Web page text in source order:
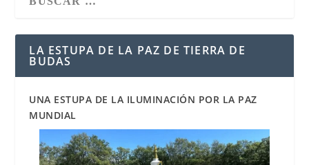
LA ESTUPA DE LA PAZ DE TIERRA DE
BUDAS
UNA ESTUPA DE LA ILUMINACIÓN POR LA PAZ
MUNDIAL